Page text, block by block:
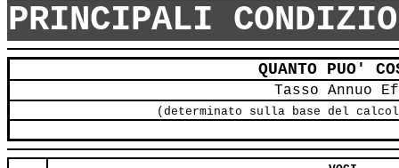
PRINCIPALI
QUANTO PUO'
Tasso Annuo
(determinato sulla base del